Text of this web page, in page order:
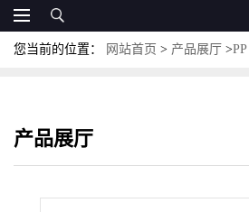
您当前的位置： 网站首页 > 产品展厅 >PP
产品展厅